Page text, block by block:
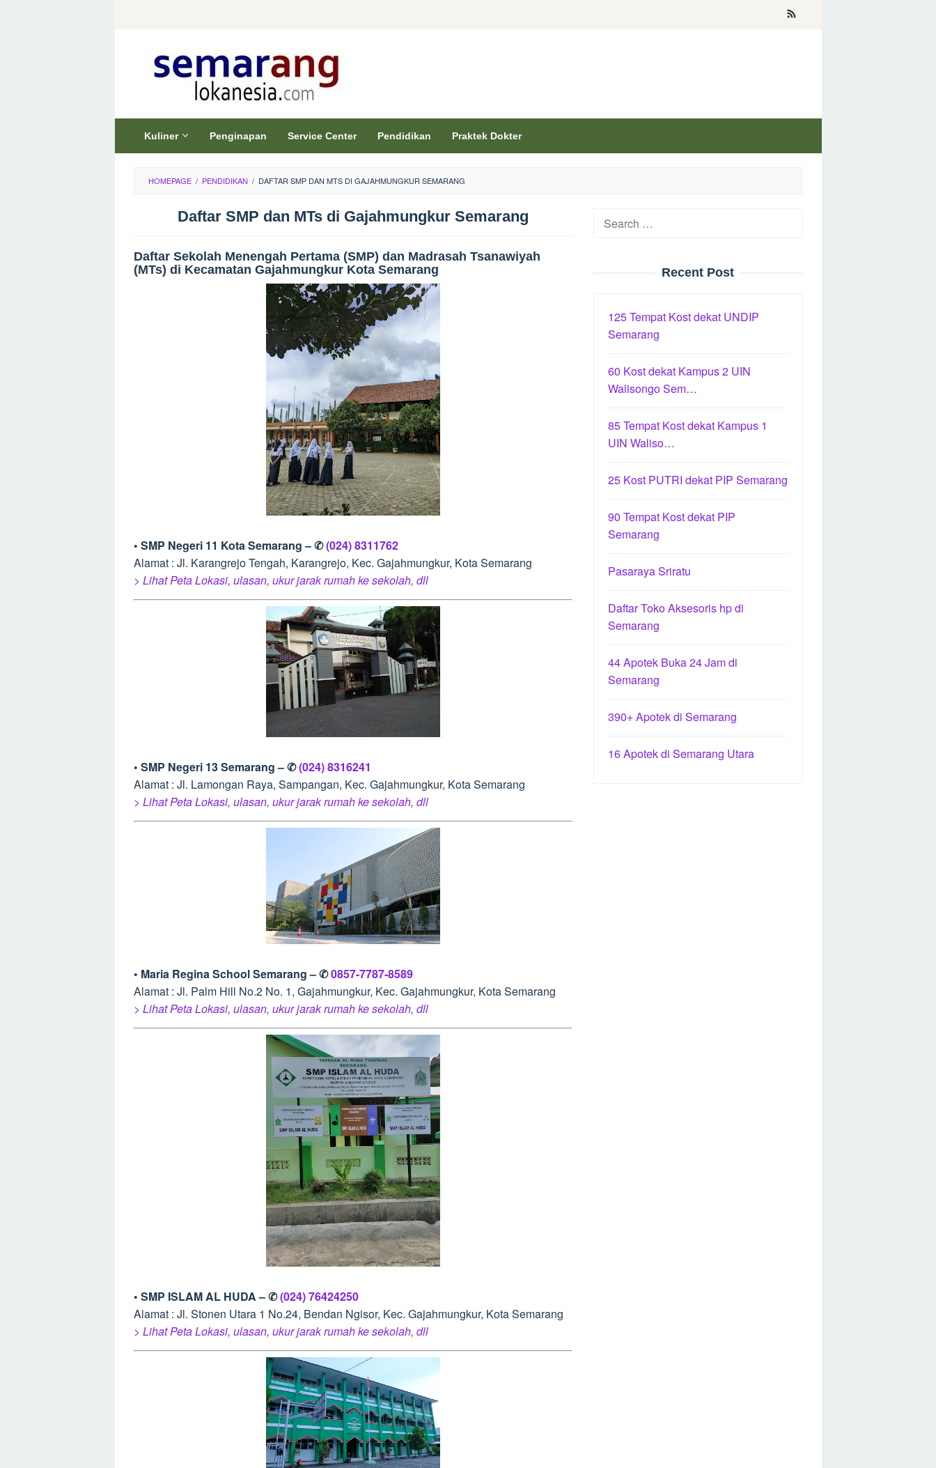
Kuliner Penginapan Service Center Pendidikan Praktek Dokter
HOMEPAGE / PENDIDIKAN / DAFTAR SMP DAN MTS DI GAJAHMUNGKUR SEMARANG
Daftar SMP dan MTs di Gajahmungkur Semarang
Daftar Sekolah Menengah Pertama (SMP) dan Madrasah Tsanawiyah
(MTs) di Kecamatan Gajahmungkur Kota Semarang
• SMP Negeri 11 Kota Semarang – ✆(024) 8311762
Alamat : Jl. Karangrejo Tengah, Karangrejo, Kec. Gajahmungkur, Kota Semarang
> Lihat Peta Lokasi, ulasan, ukur jarak rumah ke sekolah, dll
• SMP Negeri 13 Semarang – ✆(024) 8316241
Alamat : Jl. Lamongan Raya, Sampangan, Kec. Gajahmungkur, Kota Semarang
> Lihat Peta Lokasi, ulasan, ukur jarak rumah ke sekolah, dll
• Maria Regina School Semarang – ✆0857-7787-8589
Alamat : Jl. Palm Hill No.2 No. 1, Gajahmungkur, Kec. Gajahmungkur, Kota Semarang
> Lihat Peta Lokasi, ulasan, ukur jarak rumah ke sekolah, dll
• SMP ISLAM AL HUDA – ✆(024) 76424250
Alamat : Jl. Stonen Utara 1 No.24, Bendan Ngisor, Kec. Gajahmungkur, Kota Semarang
> Lihat Peta Lokasi, ulasan, ukur jarak rumah ke sekolah, dll
Search
Recent Post
125 Tempat Kost dekat UNDIP
Semarang
60 Kost dekat Kampus 2 UIN
Walisongo Sem…
85 Tempat Kost dekat Kampus 1
UIN Waliso…
25 Kost PUTRI dekat PIP Semarang
90 Tempat Kost dekat PIP
Semarang
Pasaraya Sriratu
Daftar Toko Aksesoris hp di
Semarang
44 Apotek Buka 24 Jam di
Semarang
390+ Apotek di Semarang
16 Apotek di Semarang Utara